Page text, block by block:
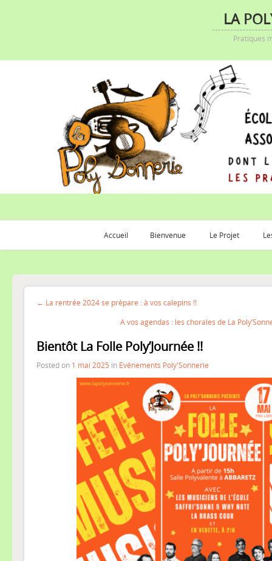
LA
Pratiques
Accueil Bienvenue Le Projet
← La rentrée 2024 se prépare : à vos calepins !!
A vos agendas : les chorales de La
Bientôt La Folle Poly’Journée !!
Posted on 1 mai 2025 in Evénements Poly'Sonnerie